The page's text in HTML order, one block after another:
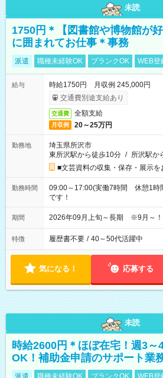
未読
1750円＊【図書館や博物館が
に囲まれてお仕事＊事務
派遣 職種未経験OK ブランクOK WEB登
給与
時給1750円 月収例 245,000円
交通費別途支給あり
交通費 全額支給
月収例 20～25万円
勤務地
埼玉県所沢市
東所沢駅から徒歩10分 / 所沢駅か
■文芸資料の収集・保存・展示
勤務時間
09:00～17:00(実働7時間 休憩1時
です！
期間 2026年09月上旬～長期 ※9月～！
特徴 履歴書不要 / 40～50代活躍中
気になる！ 応募する
未読
時給2600円＊ほぼ在宅！週3～
OK！補助金申請のサポート業
派遣 職種未経験OK ブランクOK WEB登